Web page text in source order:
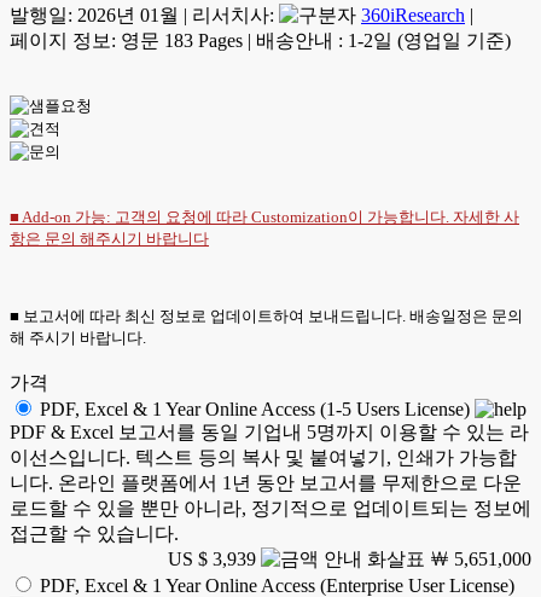
발행일: 2026년 01월 | 리서치사: 360iResearch |
페이지 정보: 영문 183 Pages | 배송안내 : 1-2일 (영업일 기준)
■ Add-on 가능: 고객의 요청에 따라 Customization이 가능합니다. 자세한 사
항은 문의 해주시기 바랍니다
■ 보고서에 따라 최신 정보로 업데이트하여 보내드립니다. 배송일정은 문의
해 주시기 바랍니다.
가격
PDF, Excel & 1 Year Online Access (1-5 Users License)
PDF & Excel 보고서를 동일 기업내 5명까지 이용할 수 있는 라
이선스입니다. 텍스트 등의 복사 및 붙여넣기, 인쇄가 가능합
니다. 온라인 플랫폼에서 1년 동안 보고서를 무제한으로 다운
로드할 수 있을 뿐만 아니라, 정기적으로 업데이트되는 정보에
접근할 수 있습니다.
US $ 3,939
￦ 5,651,000
PDF, Excel & 1 Year Online Access (Enterprise User License)